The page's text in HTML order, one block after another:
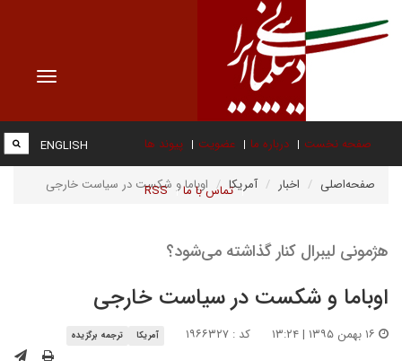
Toggle
صفحه نخست درباره ما عضویت پیوند ها
تماس با ما RSS
ENGLISH
صفحه‌اصلی اخبار آمریکا اوباما و شکست در سیاست خارجی
هژمونی لیبرال کنار گذاشته می‌شود؟
اوباما و شکست در سیاست خارجی
کد : ۱۹۶۶۳۲۷ آمریکا ترجمه برگزیده